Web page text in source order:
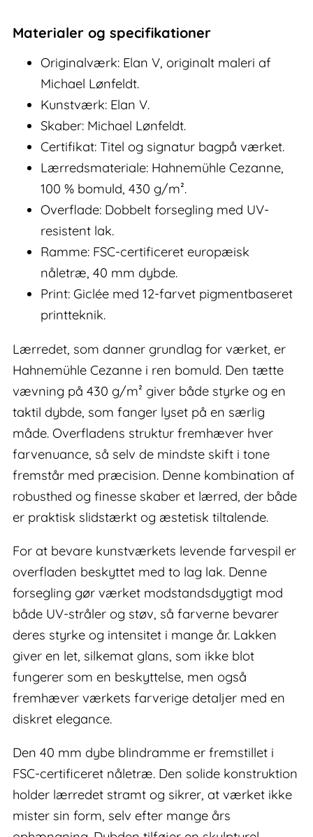
Materialer og specifikationer
Originalværk: Elan V, originalt maleri af
Michael Lønfeldt.
Kunstværk: Elan V.
Skaber: Michael Lønfeldt.
Certifikat: Titel og signatur bagpå værket.
Lærredsmateriale: Hahnemühle Cezanne,
100 % bomuld, 430 g/m².
Overflade: Dobbelt forsegling med UV-
resistent lak.
Ramme: FSC-certificeret europæisk
nåletræ, 40 mm dybde.
Print: Giclée med 12-farvet pigmentbaseret
printteknik.
Lærredet, som danner grundlag for værket, er
Hahnemühle Cezanne i ren bomuld. Den tætte
vævning på 430 g/m² giver både styrke og en
taktil dybde, som fanger lyset på en særlig
måde. Overfladens struktur fremhæver hver
farvenuance, så selv de mindste skift i tone
fremstår med præcision. Denne kombination af
robusthed og finesse skaber et lærred, der både
er praktisk slidstærkt og æstetisk tiltalende.
For at bevare kunstværkets levende farvespil er
overfladen beskyttet med to lag lak. Denne
forsegling gør værket modstandsdygtigt mod
både UV-stråler og støv, så farverne bevarer
deres styrke og intensitet i mange år. Lakken
giver en let, silkemat glans, som ikke blot
fungerer som en beskyttelse, men også
fremhæver værkets farverige detaljer med en
diskret elegance.
Den 40 mm dybe blindramme er fremstillet i
FSC-certificeret nåletræ. Den solide konstruktion
holder lærredet stramt og sikrer, at værket ikke
mister sin form, selv efter mange års